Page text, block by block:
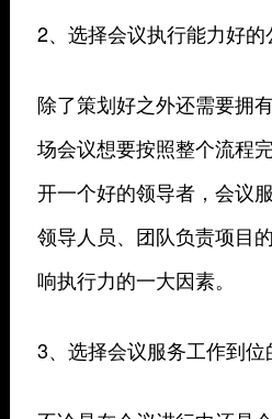
2、选择会议执行能力好的
除了策划好之外还需要拥
场会议想要按照整个流程
开一个好的领导者，会议
领导人员、团队负责项目
响执行力的一大因素。
3、选择会议服务工作到位